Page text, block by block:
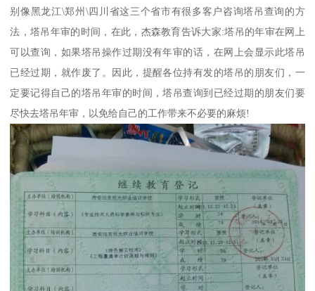
别像黑龙江\郑州\四川省这三个省市有很多客户咨询塔吊查询的方
法，塔吊年审的时间，在此，杰森教育告诉大家:塔吊的年审在网上
可以查询，如果塔吊操作过期没有年审的话，在网上会显示此塔吊
已经过期，就作废了。因此，提醒各位持有发的塔吊的朋友们，一
定要记得自己的塔吊年审的时间，塔吊查询到已经过期的朋友们要
尽快去塔吊年审，以免给自己的工作带来不必要的麻烦!